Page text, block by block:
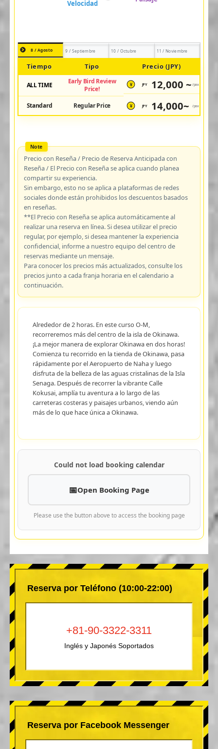
8 / Agosto 9 / Septiembre 10 / Octubre 11 / Noviembre
Tiempo Tipo Precio (JPY)
ALL TIME
Early Bird Review
Price!
¥ JPY 12,000 ~ /pax
Standard Regular Price ¥ JPY 14,000~ /pax
Precio con Reseña / Precio de Reserva Anticipada con
Reseña / El Precio con Reseña se aplica cuando planea
compartir su experiencia.
Sin embargo, esto no se aplica a plataformas de redes
sociales donde están prohibidos los descuentos basados
en reseñas.
**El Precio con Reseña se aplica automáticamente al
realizar una reserva en línea. Si desea utilizar el precio
regular, por ejemplo, si desea mantener la experiencia
confidencial, informe a nuestro equipo del centro de
reservas mediante un mensaje.
Para conocer los precios más actualizados, consulte los
precios junto a cada franja horaria en el calendario a
continuación.
Alrededor de 2 horas. En este curso O-M,
recorreremos más del centro de la isla de Okinawa.
¡La mejor manera de explorar Okinawa en dos horas!
Comienza tu recorrido en la tienda de Okinawa, pasa
rápidamente por el Aeropuerto de Naha y luego
disfruta de la belleza de las aguas cristalinas de la Isla
Senaga. Después de recorrer la vibrante Calle
Kokusai, amplía tu aventura a lo largo de las
carreteras costeras y paisajes urbanos, viendo aún
más de lo que hace única a Okinawa.
Could not load booking calendar
Open Booking Page
Please use the button above to access the booking page
Reserva por Teléfono (10:00-22:00)
+81-90-3322-3311
Inglés y Japonés Soportados
Reserva por Facebook Messenger